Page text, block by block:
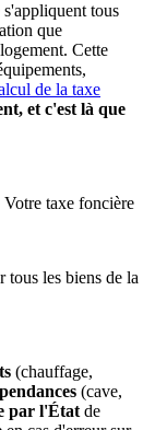
tous
que
Cette
de la taxe
et c'est là que
Votre taxe foncière
tous les biens de la
(chauffage,
(cave,
par l'Étatde